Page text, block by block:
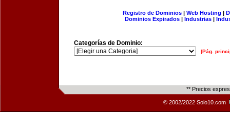
Registro de Dominios| Web Hosting |
Dominios Expirados | Industrias |
Categorías de Dominio:
[Pág.
** Precios
© 2002/2022 Solo10.com